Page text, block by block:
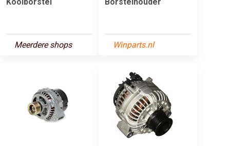
Meerdere shops Winparts.nl